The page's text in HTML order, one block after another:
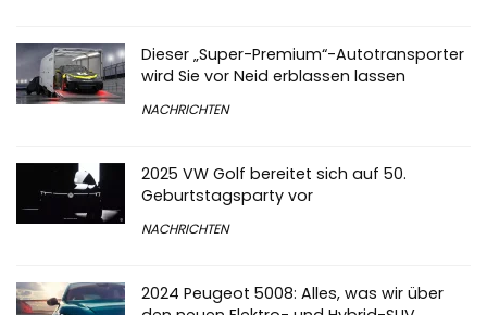
Dieser „Super-Premium“-Autotransporter
wird Sie vor Neid erblassen lassen
NACHRICHTEN
2025 VW Golf bereitet sich auf 50.
Geburtstagsparty vor
NACHRICHTEN
2024 Peugeot 5008: Alles, was wir über